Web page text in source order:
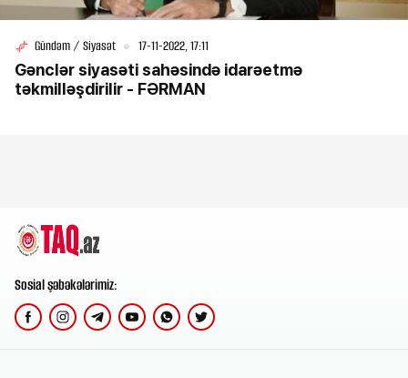
Gündəm / Siyasət 17-11-2022, 17:11
Gənclər siyasəti sahəsində idarəetmə
təkmilləşdirilir - FƏRMAN
Sosial şəbəkələrimiz: